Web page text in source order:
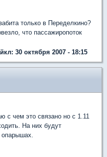
только в Переделкино?
что пассажиропоток
30 октября 2007 - 18:15
с чем это связано но с 1.11
На них будут
опарышах.